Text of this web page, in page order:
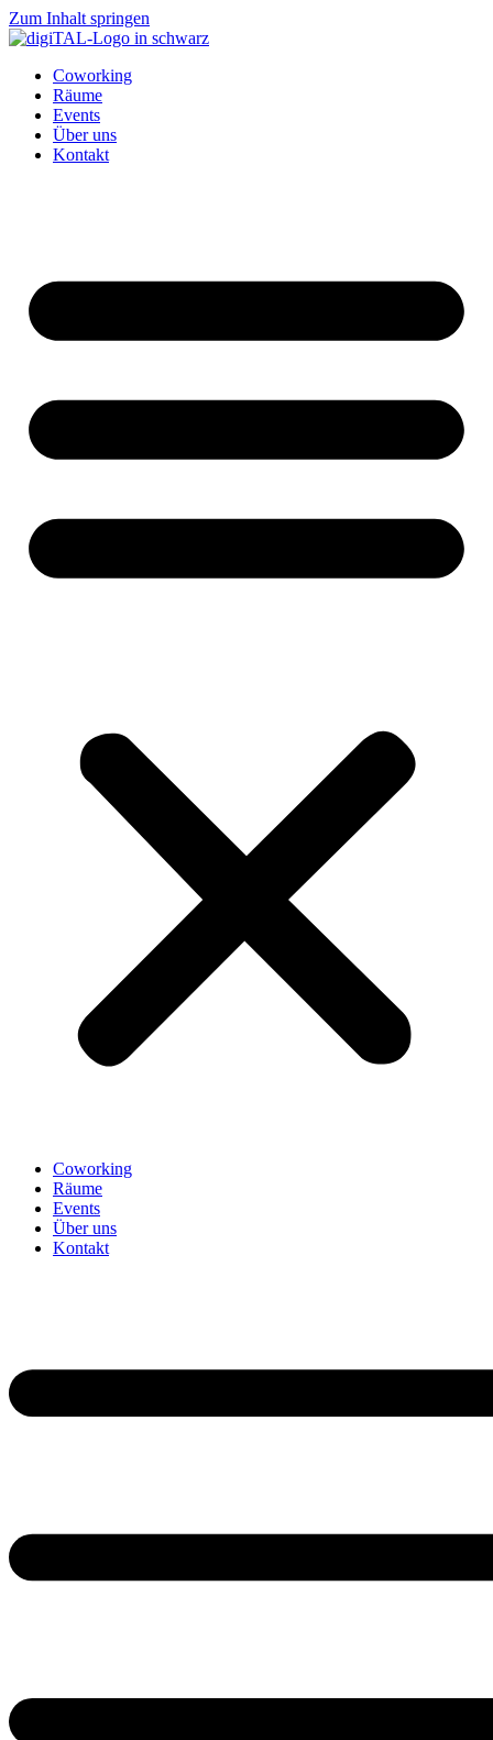
Zum Inhalt springen
Coworking
Räume
Events
Über uns
Kontakt
Coworking
Räume
Events
Über uns
Kontakt